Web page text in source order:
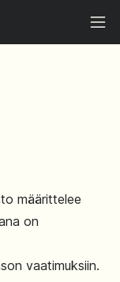
määrittelee
on
vaatimuksiin.